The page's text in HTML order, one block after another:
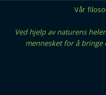
Vår
Ved hjelp av naturens
mennesket for å bringe